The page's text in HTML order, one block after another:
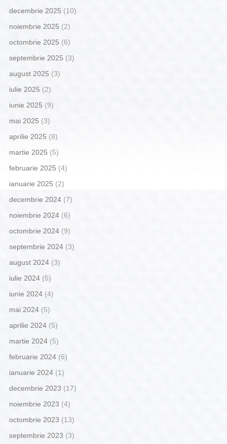
decembrie 2025 (10)
noiembrie 2025 (2)
octombrie 2025 (6)
septembrie 2025 (3)
august 2025 (3)
iulie 2025 (2)
iunie 2025 (9)
mai 2025 (3)
aprilie 2025 (8)
martie 2025 (5)
februarie 2025 (4)
ianuarie 2025 (2)
decembrie 2024(7)
noiembrie 2024(6)
octombrie 2024(9)
septembrie 2024(3)
august 2024(3)
iulie 2024(5)
iunie 2024(4)
mai 2024(5)
aprilie 2024(5)
martie 2024(5)
februarie 2024(6)
ianuarie 2024(1)
decembrie 2023 (17)
noiembrie 2023 (4)
octombrie 2023 (13)
septembrie 2023 (3)